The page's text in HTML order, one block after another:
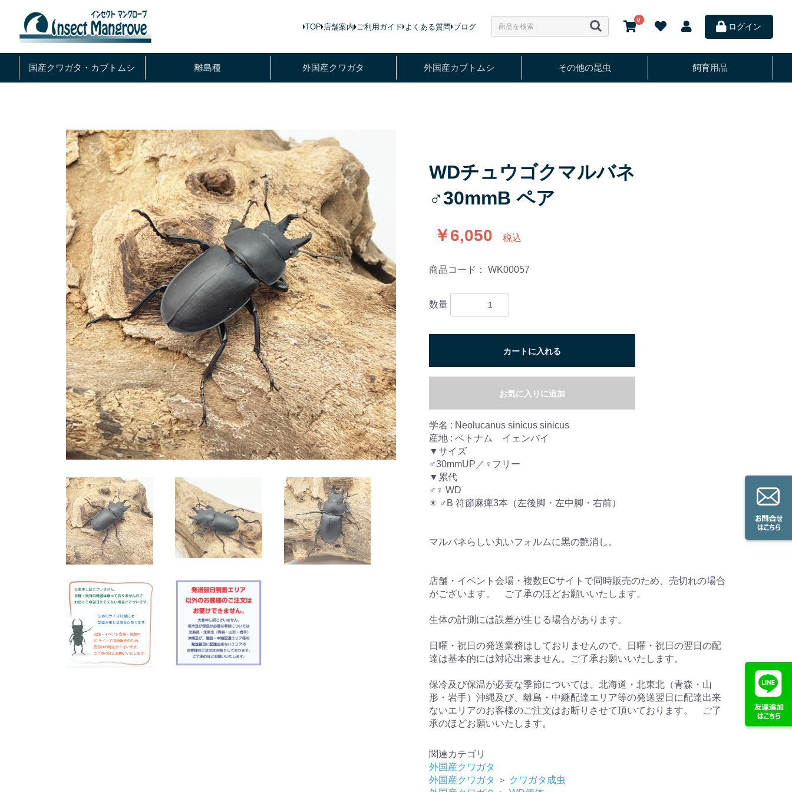
TOP 店舗案内 ご利用ガイド よくある質問 ブログ
0
ログイン
国産クワガタ・ カブトムシ 離島種 外国産クワガタ 外国産カブトムシ その他の昆虫 飼育用品
WDチュウゴクマルバネ
♂30mmB ペア
￥6,050 税込
商品コード： WK00057
数量
カートに入れる
お気に入りに追加
学名 : Neolucanus sinicus sinicus
産地 : ベトナム イェンバイ
▼サイズ
♂30mmUP／♀フリー
▼累代
♂♀ WD
✴️ ♂B 符節麻痺3本（左後脚・左中脚・右前）
マルバネらしい丸いフォルムに黒の艶消し。
店舗・イベント会場・複数ECサイトで同時販売のため、売切れの場合
がございます。 ご了承のほどお願いいたします。
生体の計測には誤差が生じる場合があります。
日曜・祝日の発送業務はしておりませんので、日曜・祝日の翌日の配
達は基本的には対応出来ません。ご了承お願いいたします。
保冷及び保温が必要な季節については、北海道・北東北（青森・山
形・岩手）沖縄及び、離島・中継配達エリア等の発送翌日に配達出来
ないエリアのお客様のご注文はお断りさせて頂いております。 ご了
承のほどお願いいたします。
関連カテゴリ
外国産クワガタ
外国産クワガタ ＞ クワガタ成虫